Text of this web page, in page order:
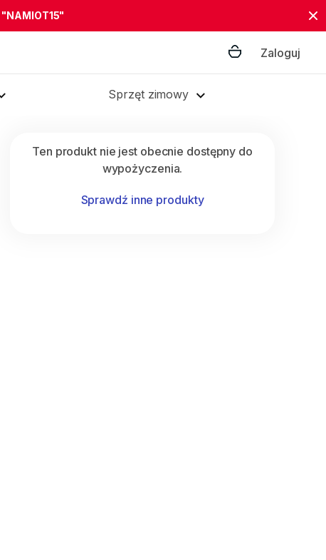
"NAMIOT15"
Zaloguj
Sprzęt zimowy
Ten produkt nie jest obecnie dostępny do
wypożyczenia.
Sprawdź inne produkty